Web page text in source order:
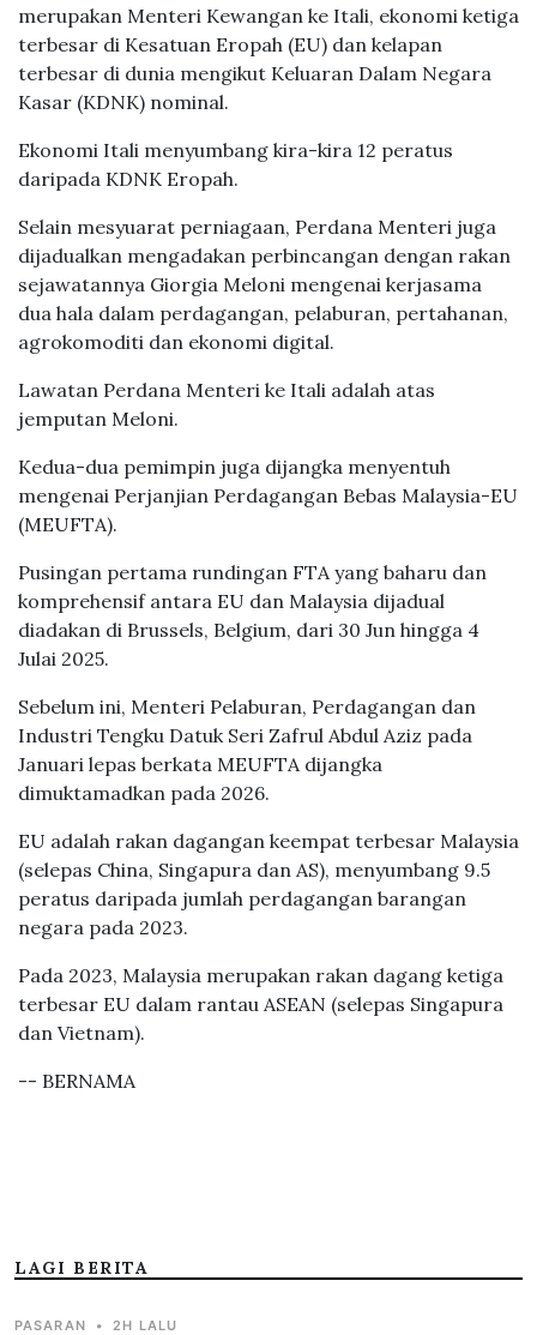
merupakan Menteri Kewangan ke Itali, ekonomi ketiga
terbesar di Kesatuan Eropah (EU) dan kelapan
terbesar di dunia mengikut Keluaran Dalam Negara
Kasar (KDNK) nominal.
Ekonomi Itali menyumbang kira-kira 12 peratus
daripada KDNK Eropah.
Selain mesyuarat perniagaan, Perdana Menteri juga
dijadualkan mengadakan perbincangan dengan rakan
sejawatannya Giorgia Meloni mengenai kerjasama
dua hala dalam perdagangan, pelaburan, pertahanan,
agrokomoditi dan ekonomi digital.
Lawatan Perdana Menteri ke Itali adalah atas
jemputan Meloni.
Kedua-dua pemimpin juga dijangka menyentuh
mengenai Perjanjian Perdagangan Bebas Malaysia-EU
(MEUFTA).
Pusingan pertama rundingan FTA yang baharu dan
komprehensif antara EU dan Malaysia dijadual
diadakan di Brussels, Belgium, dari 30 Jun hingga 4
Julai 2025.
Sebelum ini, Menteri Pelaburan, Perdagangan dan
Industri Tengku Datuk Seri Zafrul Abdul Aziz pada
Januari lepas berkata MEUFTA dijangka
dimuktamadkan pada 2026.
EU adalah rakan dagangan keempat terbesar Malaysia
(selepas China, Singapura dan AS), menyumbang 9.5
peratus daripada jumlah perdagangan barangan
negara pada 2023.
Pada 2023, Malaysia merupakan rakan dagang ketiga
terbesar EU dalam rantau ASEAN (selepas Singapura
dan Vietnam).
-- BERNAMA
LAGI BERITA
PASARAN • 2H LALU